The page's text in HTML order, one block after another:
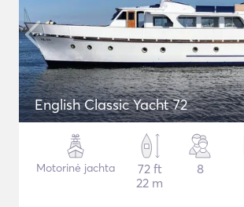
English Classic Yacht 72
Motorinė jachta
72 ft
22 m
8